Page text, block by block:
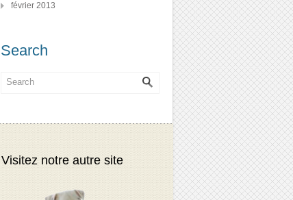
février 2013
Search
Visitez notre autre site